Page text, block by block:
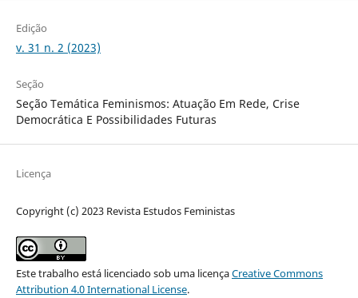
Edição
v. 31 n. 2 (2023)
Seção
Seção Temática Feminismos: Atuação Em Rede, Crise
Democrática E Possibilidades Futuras
Licença
Copyright (c) 2023 Revista Estudos Feministas
Este trabalho está licenciado sob uma licençaCreative Commons
Attribution 4.0 International License.